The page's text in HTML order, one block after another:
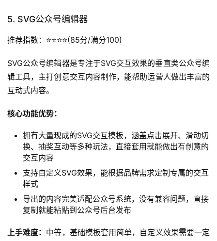
核心功能优势：
体积轻巧，打开速度快，无需复杂的安装流程，打开网
基础排版功能齐全，支持一键调整行间距、字体大小、
段落格式，还有常用的基础样式模板可以直接套用
操作逻辑简单，没有多余的复杂功能，打开就能直接上
适用人群：只需要做简单快速排版的个人运营者，对排版要
求不高的内容创作者。
用户反馈：
需求。
5. SVG公众号编辑器